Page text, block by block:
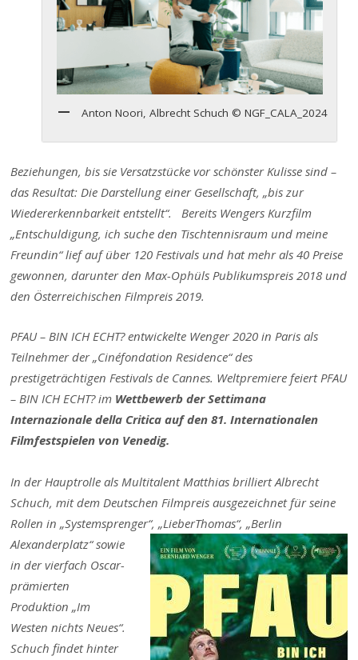
Anton Noori, Albrecht Schuch © NGF_CALA_2024
Beziehungen, bis sie Versatzstücke vor schönster Kulisse sind –
das Resultat: Die Darstellung einer Gesellschaft, „bis zur
Wiedererkennbarkeit entstellt“. Bereits Wengers Kurzfilm
„Entschuldigung, ich suche den Tischtennisraum und meine
Freundin“ lief auf über 120 Festivals und hat mehr als 40 Preise
gewonnen, darunter den Max-Ophüls Publikumspreis 2018 und
den Österreichischen Filmpreis 2019.
PFAU – BIN ICH ECHT? entwickelte Wenger 2020 in Paris als
Teilnehmer der „Cinéfondation Residence“ des
prestigeträchtigen Festivals de Cannes. Weltpremiere feiert PFAU
– BIN ICH ECHT? im Wettbewerb der Settimana
Internazionale della Critica auf den 81. Internationalen
Filmfestspielen von Venedig.
In der Hauptrolle als Multitalent Matthias brilliert Albrecht
Schuch, mit dem Deutschen Filmpreis ausgezeichnet für seine
Rollen in „Systemsprenger“, „LieberThomas“, „Berlin
Alexanderplatz“ sowie
in der vierfach Oscar-
prämierten
Produktion „Im
Westen nichts Neues“.
Schuch findet hinter